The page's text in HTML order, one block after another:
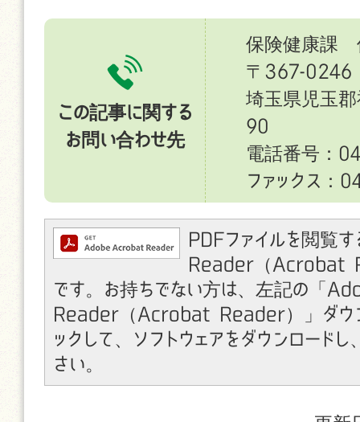
この記事に関する
お問い合わせ先
保険健康課
〒367-0246
埼玉県児玉
90
電話番号：
ファックス
PDFファイルを閲覧
Reader（Acrobat
です。お持ちでない方は、左記の「
Reader（Acrobat Reader）」ダウン
ックして、ソフトウェアをダウンロードし
さい。